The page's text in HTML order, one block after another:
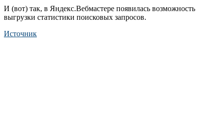
И (вот) так, в Яндекс.Вебмастере появилась возможность
выгрузки статистики поисковых запросов.
Источник